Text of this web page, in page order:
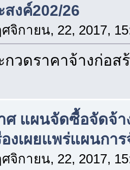
สงค์202/26
จิกายน, 22, 2017,
กวดราคาจ้างก่อส
ศ แผนจัดซื้อจัดจ้า
องเผยแพร่แผนกา
จิกายน, 22, 2017,